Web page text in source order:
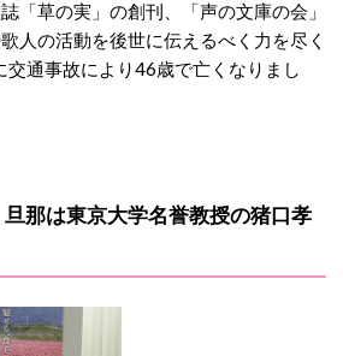
「草の実」の創刊、「声の文庫の会」
人の活動を後世に伝えるべく力を尽く
通事故により46歳で亡くなりまし
那は東京大学名誉教授の猪口孝